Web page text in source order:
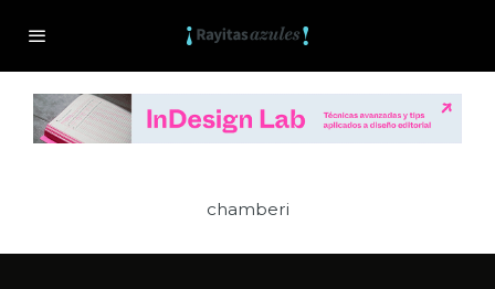
chamberi